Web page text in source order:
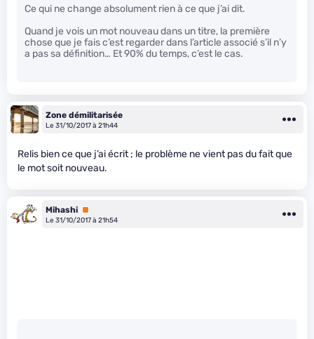
Ce qui ne change absolument rien à ce que j’ai dit.
Quand je vois un mot nouveau dans un titre, la première
chose que je fais c’est regarder dans l’article associé s’il n’y
a pas sa définition… Et 90% du temps, c’est le cas.
Zone démilitarisée
Le 31/10/2017 à 21h44
Relis bien ce que j’ai écrit ; le problème ne vient pas du fait que
le mot soit nouveau.
Mihashi Premium
Le 31/10/2017 à 21h54